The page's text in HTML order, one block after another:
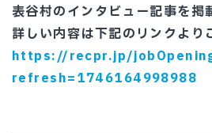
表谷村のインタビュー記事を掲
詳しい内容は下記のリンクより
https://recpr.jp/
refresh=1746164998988